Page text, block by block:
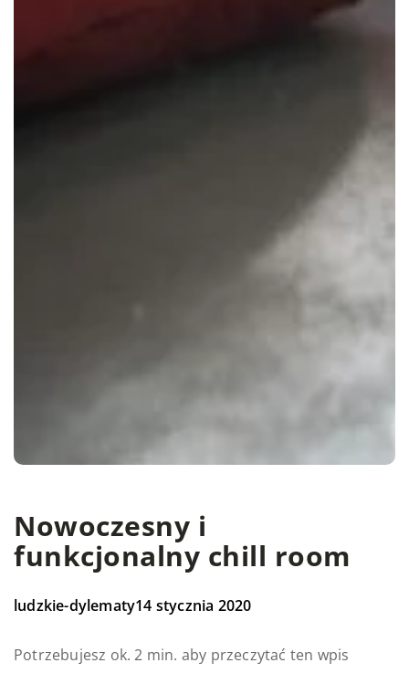
Nowoczesny i
funkcjonalny chill room
ludzkie-dylematy14 stycznia 2020
Potrzebujesz ok. 2 min. aby przeczytać ten wpis